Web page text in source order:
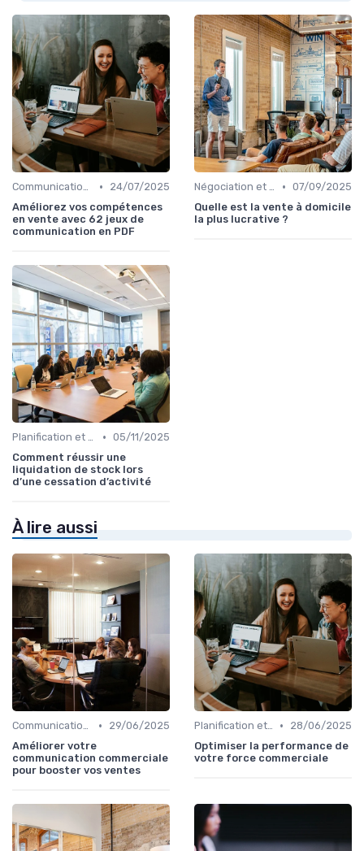
Communication commerciale •
24/07/2025
Améliorez vos compétences
en vente avec 62 jeux de
communication en PDF
Négociation et persuasion • 07/09/2025
Quelle est la vente à domicile
la plus lucrative ?
Planification et stratégie de vente • 05/11/2025
Comment réussir une
liquidation de stock lors
d’une cessation d’activité
À lire aussi
Communication commerciale •
29/06/2025
Améliorer votre
communication commerciale
pour booster vos ventes
Planification et stratégie de vente •
28/06/2025
Optimiser la performance de
votre force commerciale